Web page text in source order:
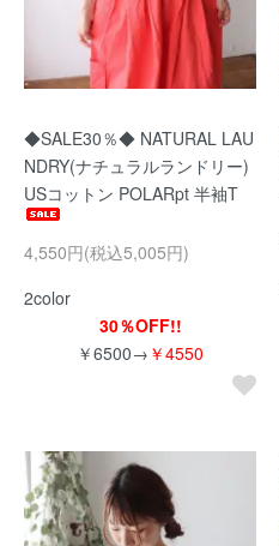
◆SALE30％◆ NATURAL LAU
NDRY(ナチュラルランドリー)
USコットン POLARpt 半袖T
4,550円(税込5,005円)
2color
30％OFF!!
￥6500→ ￥4550